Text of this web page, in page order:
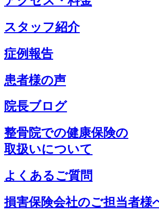
スタッフ紹介
症例報告
患者様の声
院長ブログ
整骨院での健康保険の
取扱いについて
よくあるご質問
損害保険会社のご担当者様